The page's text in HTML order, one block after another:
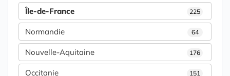
Île-de-France 225
Normandie 64
Nouvelle-Aquitaine 176
Occitanie 151